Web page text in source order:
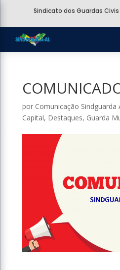
Sindicato dos Guardas
por Comunicação Sindguarda
Capital, Destaques, Guarda